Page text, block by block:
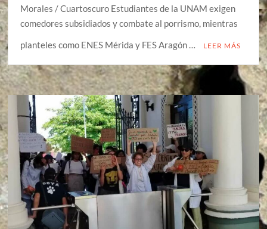
Morales / Cuartoscuro Estudiantes de la UNAM exigen
comedores subsidiados y combate al porrismo, mientras
planteles como ENES Mérida y FES Aragón …
LEER MÁS